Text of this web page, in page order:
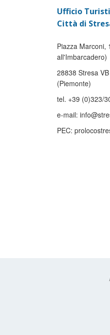
Ufficio
Città di
Piazza Marconi,
all'Imbarcadero)
28838 Stresa
(Piemonte)
tel. +39 (0)323/
e-mail:
PEC: